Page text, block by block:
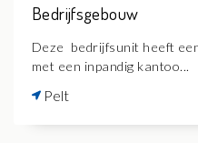
Bedrijfsgebouw
Deze bedrijfsunit heeft
met een inpandig kantoo...
Pelt